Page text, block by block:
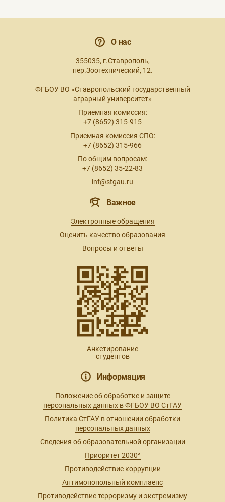
О нас
355035, г.Ставрополь,
пер.Зоотехнический, 12.
ФГБОУ ВО «Ставропольский государственный
аграрный университет»
Приемная комиссия:
+7 (8652) 315-915
Приемная комиссия СПО:
+7 (8652) 315-966
По общим вопросам:
+7 (8652) 35-22-83
inf@stgau.ru
Важное
Электронные обращения
Оценить качество образования
Вопросы и ответы
Анкетирование
студентов
Информация
Положение об обработке и защите
персональных данных в ФГБОУ ВО СтГАУ
Политика СтГАУ в отношении обработки
персональных данных
Сведения об образовательной организации
Приоритет 2030^
Противодействие коррупции
Антимонопольный комплаенс
Противодействие терроризму и экстремизму